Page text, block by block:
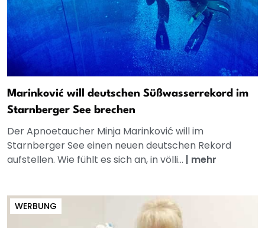
Marinković will deutschen Süßwasserrekord im
Starnberger See brechen
Der Apnoetaucher Minja Marinković will im
Starnberger See einen neuen deutschen Rekord
aufstellen. Wie fühlt es sich an, in völli... | mehr
WERBUNG